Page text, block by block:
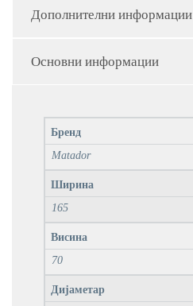
Дополнителни информации
Основни информации
Бренд
Matador
Ширина
165
Висина
70
Дијаметар